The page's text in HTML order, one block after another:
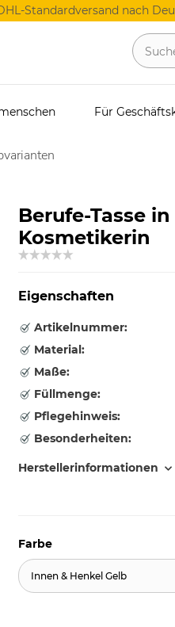
Standardversand nach
Für
Berufe-Tasse
Kosmetikerin
Eigenschaften
Artikelnummer:
Material:
Maße:
Füllmenge:
Pflegehinweis:
Besonderheiten:
Herstellerinformationen
Farbe
Innen & Henkel Gelb